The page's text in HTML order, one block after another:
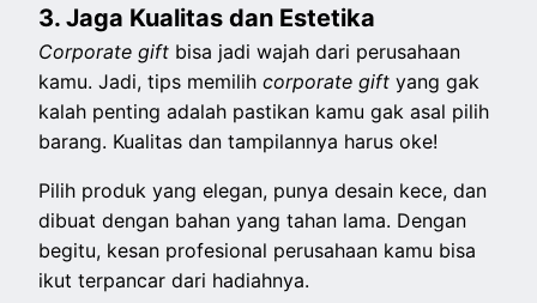
3. Jaga Kualitas dan Estetika
Corporate gift bisa jadi wajah dari perusahaan
kamu. Jadi, tips memilihcorporate giftyang gak
kalah penting adalah pastikan kamu gak asal pilih
barang. Kualitas dan tampilannya harus oke!
Pilih produk yang elegan, punya desain kece, dan
dibuat dengan bahan yang tahan lama. Dengan
begitu, kesan profesional perusahaan kamu bisa
ikut terpancar dari hadiahnya.